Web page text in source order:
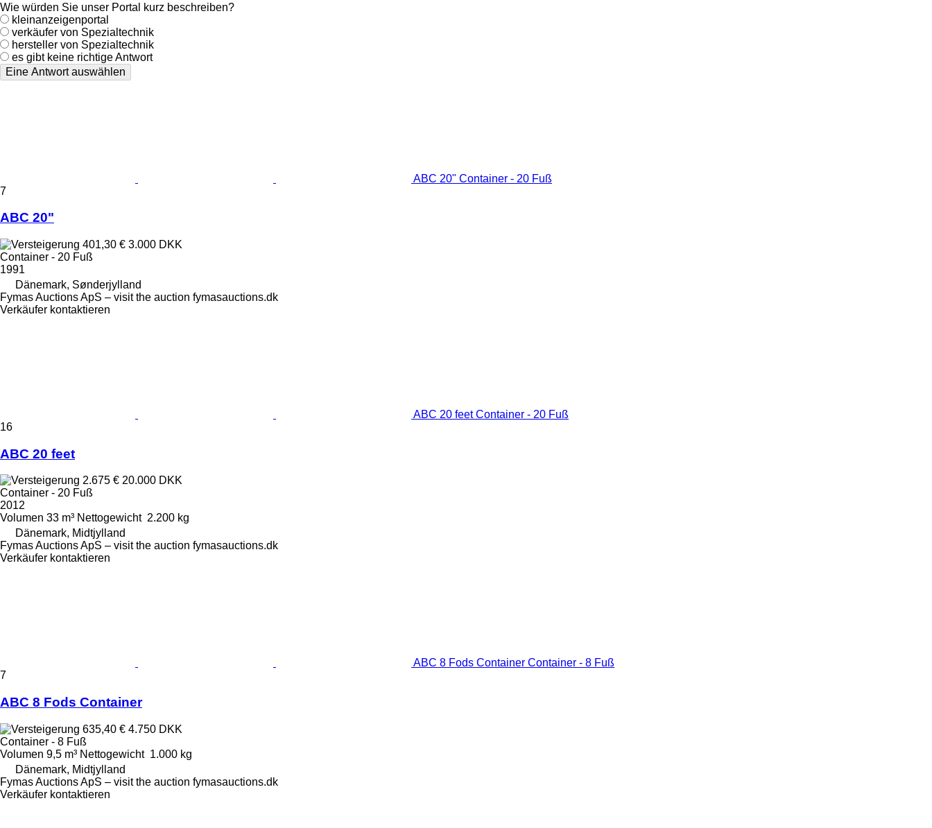
Wie würden Sie unser Portal kurz beschreiben?
kleinanzeigenportal
verkäufer von Spezialtechnik
hersteller von Spezialtechnik
es gibt keine richtige Antwort
Eine Antwort auswählen
ABC 20" Container - 20 Fuß
7
ABC 20"
401,30 € 3.000 DKK
Container - 20 Fuß
1991
Dänemark, Sønderjylland
Fymas Auctions ApS – visit the auction fymasauctions.dk
Verkäufer kontaktieren
ABC 20 feet Container - 20 Fuß
16
ABC 20 feet
2.675 € 20.000 DKK
Container - 20 Fuß
2012
Volumen 33 m³ Nettogewicht 2.200 kg
Dänemark, Midtjylland
Fymas Auctions ApS – visit the auction fymasauctions.dk
Verkäufer kontaktieren
ABC 8 Fods Container Container - 8 Fuß
7
ABC 8 Fods Container
635,40 € 4.750 DKK
Container - 8 Fuß
Volumen 9,5 m³ Nettogewicht 1.000 kg
Dänemark, Midtjylland
Fymas Auctions ApS – visit the auction fymasauctions.dk
Verkäufer kontaktieren